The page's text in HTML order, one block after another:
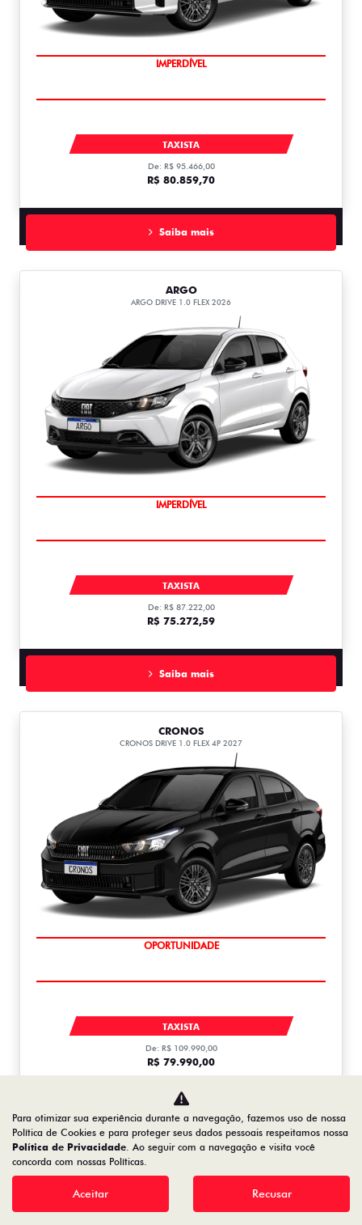
IMPERDÍVEL
TAXISTA
De: R$ 95.466,00
R$ 80.859,70
Saiba mais
ARGO
ARGO DRIVE 1.0 FLEX 2026
IMPERDÍVEL
TAXISTA
De: R$ 87.222,00
R$ 75.272,59
Saiba mais
CRONOS
CRONOS DRIVE 1.0 FLEX 4P 2027
OPORTUNIDADE
TAXISTA
De: R$ 109.990,00
R$ 79.990,00
Saiba mais
Para otimizar sua experiência durante a navegação, fazemos uso de nossa
Política de Cookies e para proteger seus dados pessoais respeitamos nossa
Política de Privacidade. Ao seguir com a navegação e visita você
concorda com nossas Políticas.
Aceitar Recusar